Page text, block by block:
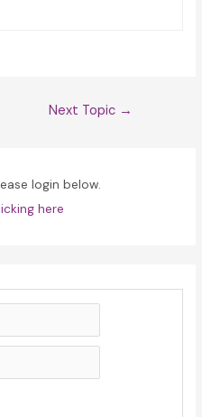
Next Topic →
login below.
here